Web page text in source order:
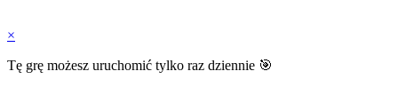
×
Tę grę możesz uruchomić tylko raz dziennie 🎯